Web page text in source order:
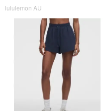
lululemon AU